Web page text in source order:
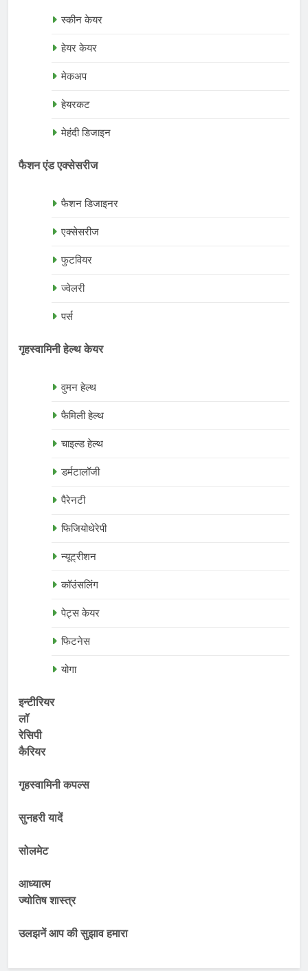
स्कीन केयर
हेयर केयर
मेकअप
हेयरकट
मेहंदी डिजाइन
फैशन एंड एक्सेसरीज
फैशन डिजाइनर
एक्सेसरीज
फुटवियर
ज्वेलरी
पर्स
गृहस्वामिनी हेल्थ केयर
वुमन हेल्थ
फैमिली हेल्थ
चाइल्ड हेल्थ
डर्मटालॉजी
पैरेनटी
फिजियोथेरेपी
न्यूट्रीशन
कॉउंसलिंग
पेट्स केयर
फिटनेस
योगा
इन्टीरियर
लॉ
रेसिपी
कैरियर
गृहस्वामिनी कपल्स
सुनहरी यादें
सोलमेट
आध्यात्म
ज्योतिष शास्त्र
उलझनें आप की सुझाव हमारा